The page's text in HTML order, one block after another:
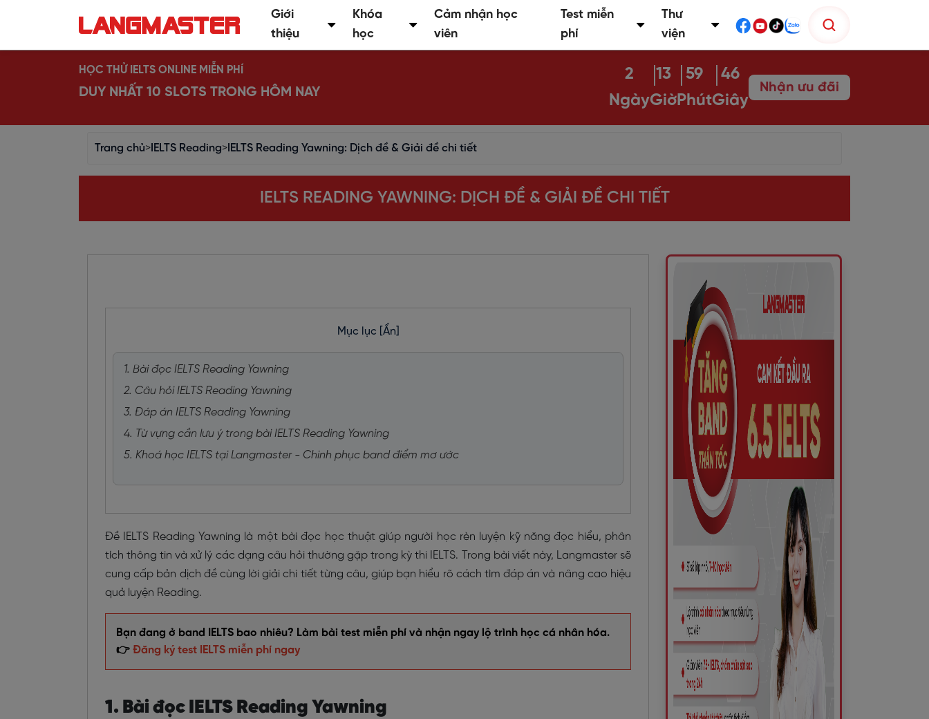
Giới
thiệu
Khóa
học
Cảm nhận học
viên
Test miễn
phí
Thư
viện
HỌC THỬ IELTS ONLINE MIỄN PHÍ
DUY NHẤT 10 SLOTS TRONG HÔM NAY
2
Ngày
13
Giờ
59
Phút
45
Giây
Nhận ưu đãi
Trang chủ> IELTS Reading> IELTS Reading Yawning: Dịch đề & Giải đề chi tiết
IELTS READING YAWNING: DỊCH ĐỀ & GIẢI ĐỀ CHI TIẾT
Mục lục [Ẩn]
1. Bài đọc IELTS Reading Yawning
2. Câu hỏi IELTS Reading Yawning
3. Đáp án IELTS Reading Yawning
4. Từ vựng cần lưu ý trong bài IELTS Reading Yawning
5. Khoá học IELTS tại Langmaster - Chinh phục band điểm mơ ước
Đề IELTS Reading Yawning là một bài đọc học thuật giúp người học rèn luyện kỹ năng đọc hiểu, phân
tích thông tin và xử lý các dạng câu hỏi thường gặp trong kỳ thi IELTS. Trong bài viết này, Langmaster sẽ
cung cấp bản dịch đề cùng lời giải chi tiết từng câu, giúp bạn hiểu rõ cách tìm đáp án và nâng cao hiệu
quả luyện Reading.
Bạn đang ở band IELTS bao nhiêu? Làm bài test miễn phí và nhận ngay lộ trình học cá nhân hóa.
👉 Đăng ký test IELTS miễn phí ngay
1. Bài đọc IELTS Reading Yawning